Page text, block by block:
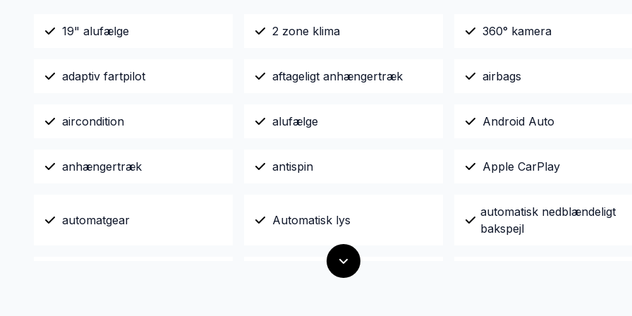
19" alufælge 2 zone klima 360° kamera
adaptiv fartpilot aftageligt anhængertræk airbags
aircondition alufælge Android Auto
anhængertræk antispin Apple CarPlay
automatgear Automatisk lys
automatisk nedblændeligt
bakspejl
bakkamera